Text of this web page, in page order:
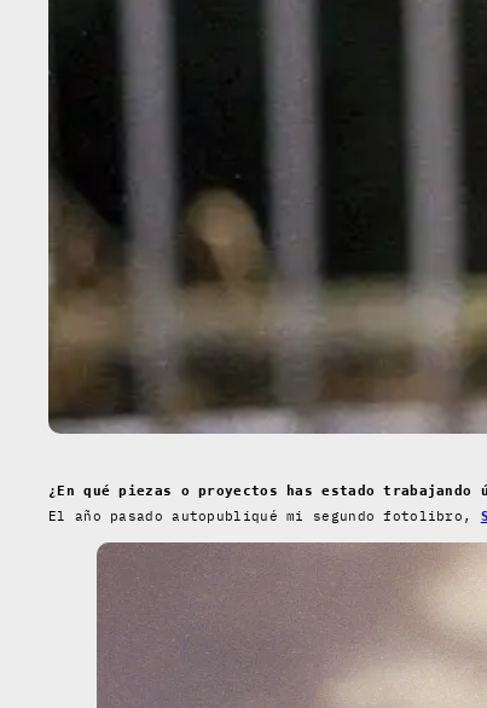
¿En qué piezas o proyectos has estado trabajando
El año pasado autopubliqué mi segundo fotolibro,